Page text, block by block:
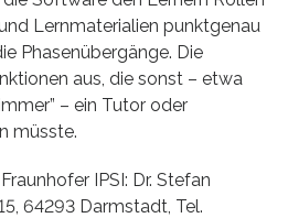
Lernmaterialien punktgenau
Phasenübergänge. Die
aus, die sonst – etwa
– ein Tutor oder
müsste.
IPSI: Dr. Stefan
64293 Darmstadt, Tel.